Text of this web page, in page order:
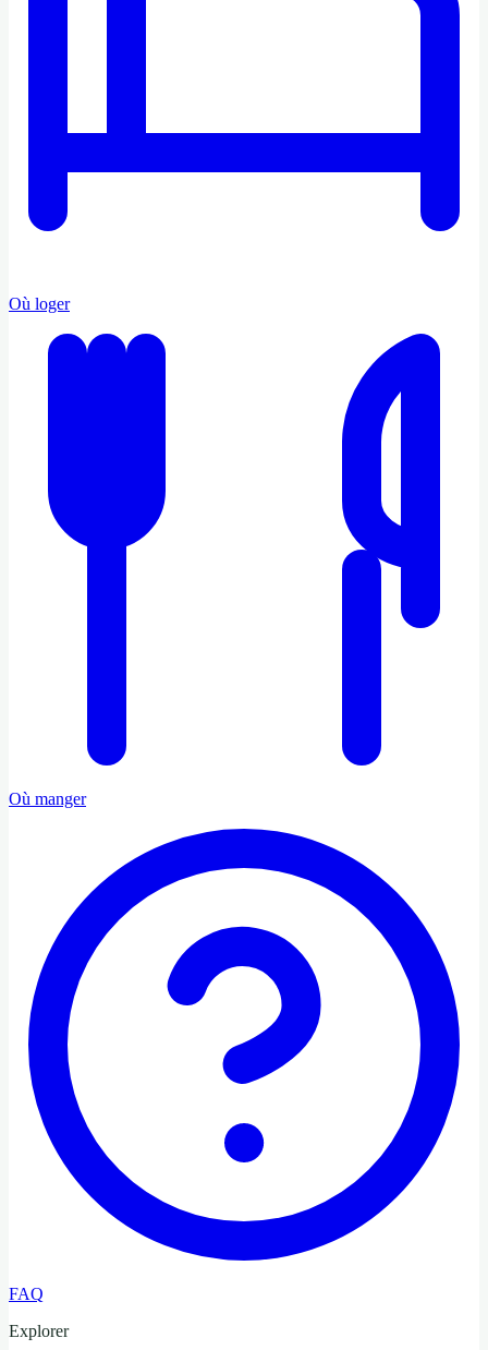
Où loger
Où manger
FAQ
Explorer